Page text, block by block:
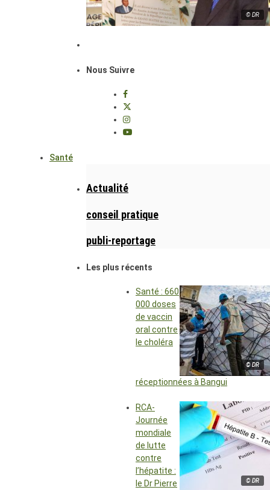
© DR
Nous Suivre
Santé
Actualité
conseil pratique
publi-reportage
Les plus récents
© DR
Santé : 660
000 doses
de vaccin
oral contre
le choléra
réceptionnées à Bangui
© DR
RCA-
Journée
mondiale
de lutte
contre
l’hépatite :
le Dr Pierre